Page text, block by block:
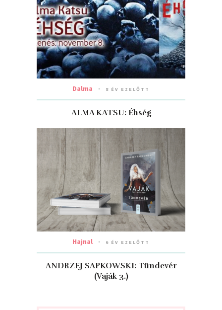
Dalma 8 ÉV EZELŐTT
ALMA KATSU: Éhség
Hajnal 6 ÉV EZELŐTT
ANDRZEJ SAPKOWSKI: Tündevér
(Vaják 3.)